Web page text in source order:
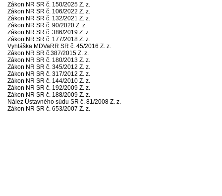
Zákon NR SR č. 150/2025 Z. z.
Zákon NR SR č. 106/2022 Z. z.
Zákon NR SR č. 132/2021 Z. z.
Zákon NR SR č. 90/2020 Z. z.
Zákon NR SR č. 386/2019 Z. z.
Zákon NR SR č. 177/2018 Z. z.
Vyhláška MDVaRR SR č. 45/2016 Z. z.
Zákon NR SR č.387/2015 Z. z.
Zákon NR SR č. 180/2013 Z. z.
Zákon NR SR č. 345/2012 Z. z.
Zákon NR SR č. 317/2012 Z. z.
Zákon NR SR č. 144/2010 Z. z.
Zákon NR SR č. 192/2009 Z. z.
Zákon NR SR č. 188/2009 Z. z.
Nález Ústavného súdu SR č. 81/2008 Z. z.
Zákon NR SR č. 653/2007 Z. z.